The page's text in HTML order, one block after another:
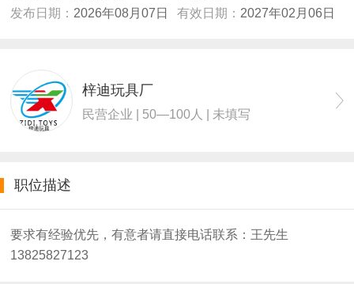
发布日期： 2026年08月07日 有效日期： 2027年02月06日
梓迪玩具厂
民营企业 | 50—100人 | 未填写
职位描述
要求有经验优先，有意者请直接电话联系：王先生
13825827123